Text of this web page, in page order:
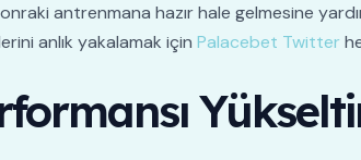
antrenmana hazır hale gelmesine
anlık yakalamak için Palacebet Twitter